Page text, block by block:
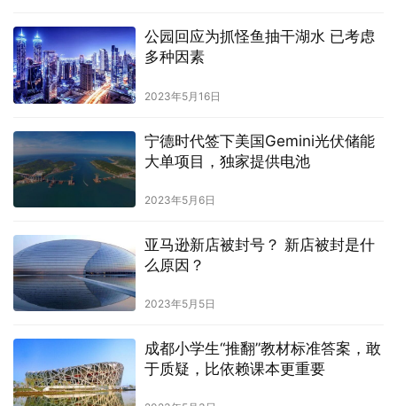
公园回应为抓怪鱼抽干湖水 已考虑
多种因素
2023年5月16日
宁德时代签下美国Gemini光伏储能
大单项目，独家提供电池
2023年5月6日
亚马逊新店被封号？ 新店被封是什
么原因？
2023年5月5日
成都小学生“推翻”教材标准答案，敢
于质疑，比依赖课本更重要